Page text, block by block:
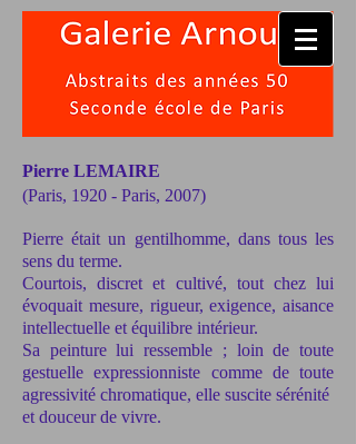
Pierre LEMAIRE
(Paris, 1920 - Paris, 2007)
Pierre était un gentilhomme, dans tous les
sens du terme.
Courtois, discret et cultivé, tout chez lui
évoquait mesure, rigueur, exigence, aisance
intellectuelle et équilibre intérieur.
Sa peinture lui ressemble ; loin de toute
gestuelle expressionniste comme de toute
agressivité chromatique, elle suscite sérénité
et douceur de vivre.